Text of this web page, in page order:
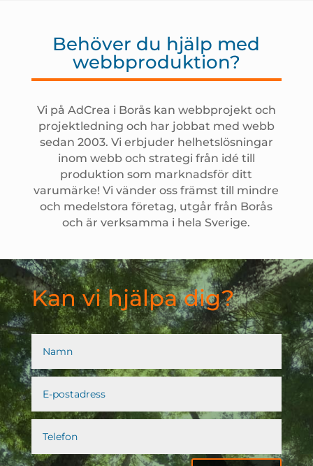
Behöver du hjälp med
webbproduktion?
Vi på AdCrea i Borås kan webbprojekt och
projektledning och har jobbat med webb
sedan 2003. Vi erbjuder helhetslösningar
inom webb och strategi från idé till
produktion som marknadsför ditt
varumärke! Vi vänder oss främst till mindre
och medelstora företag, utgår från Borås
och är verksamma i hela Sverige.
Kan vi hjälpa dig?